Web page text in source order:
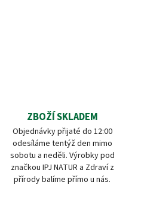
ZBOŽÍ SKLADEM
Objednávky přijaté do 12:00
odesíláme tentýž den mimo
sobotu a neděli. Výrobky pod
značkou IPJ NATUR a Zdraví z
přírody balíme přímo u nás.